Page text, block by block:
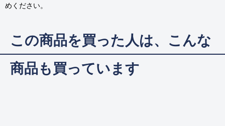
めください。
この商品を買った人は、こんな
商品も買っています